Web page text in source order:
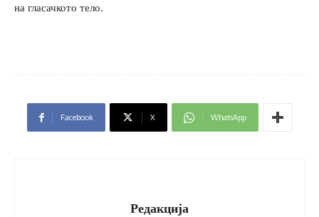
на гласачкото тело.
Facebook X WhatsApp
Редакција